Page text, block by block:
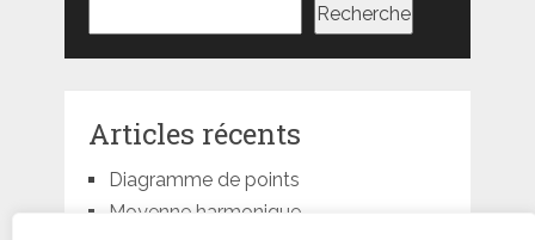
Recherche
Articles récents
Diagramme de points
Moyenne harmonique